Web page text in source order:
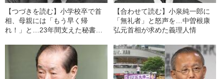
【つづきを読む】小学校卒で首
相、母親には「もう早く帰
れ！」と…23年間支えた秘書が
【合わせて読む】小泉純一郎に
「無礼者」と怒声を…中曽根康
弘元首相が求めた義理人情